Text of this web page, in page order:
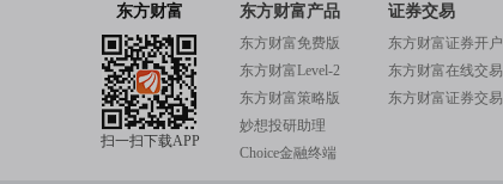
东方财富
扫一扫下载APP
东方财富产品
东方财富免费版
东方财富Level-2
东方财富策略版
妙想投研助理
Choice金融终端
证券交易
东方财富证券开户
东方财富在线交易
东方财富证券交易